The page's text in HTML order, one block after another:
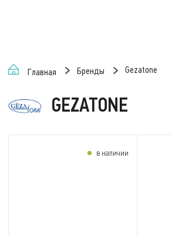
Главная Бренды Gezatone
GEZATONE
в наличии